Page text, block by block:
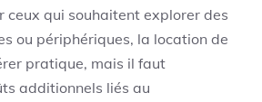
ceux qui souhaitent explorer des
ou périphériques, la location de
pratique, mais il faut
additionnels liés au